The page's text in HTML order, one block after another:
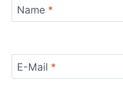
Name *
E-Mail *